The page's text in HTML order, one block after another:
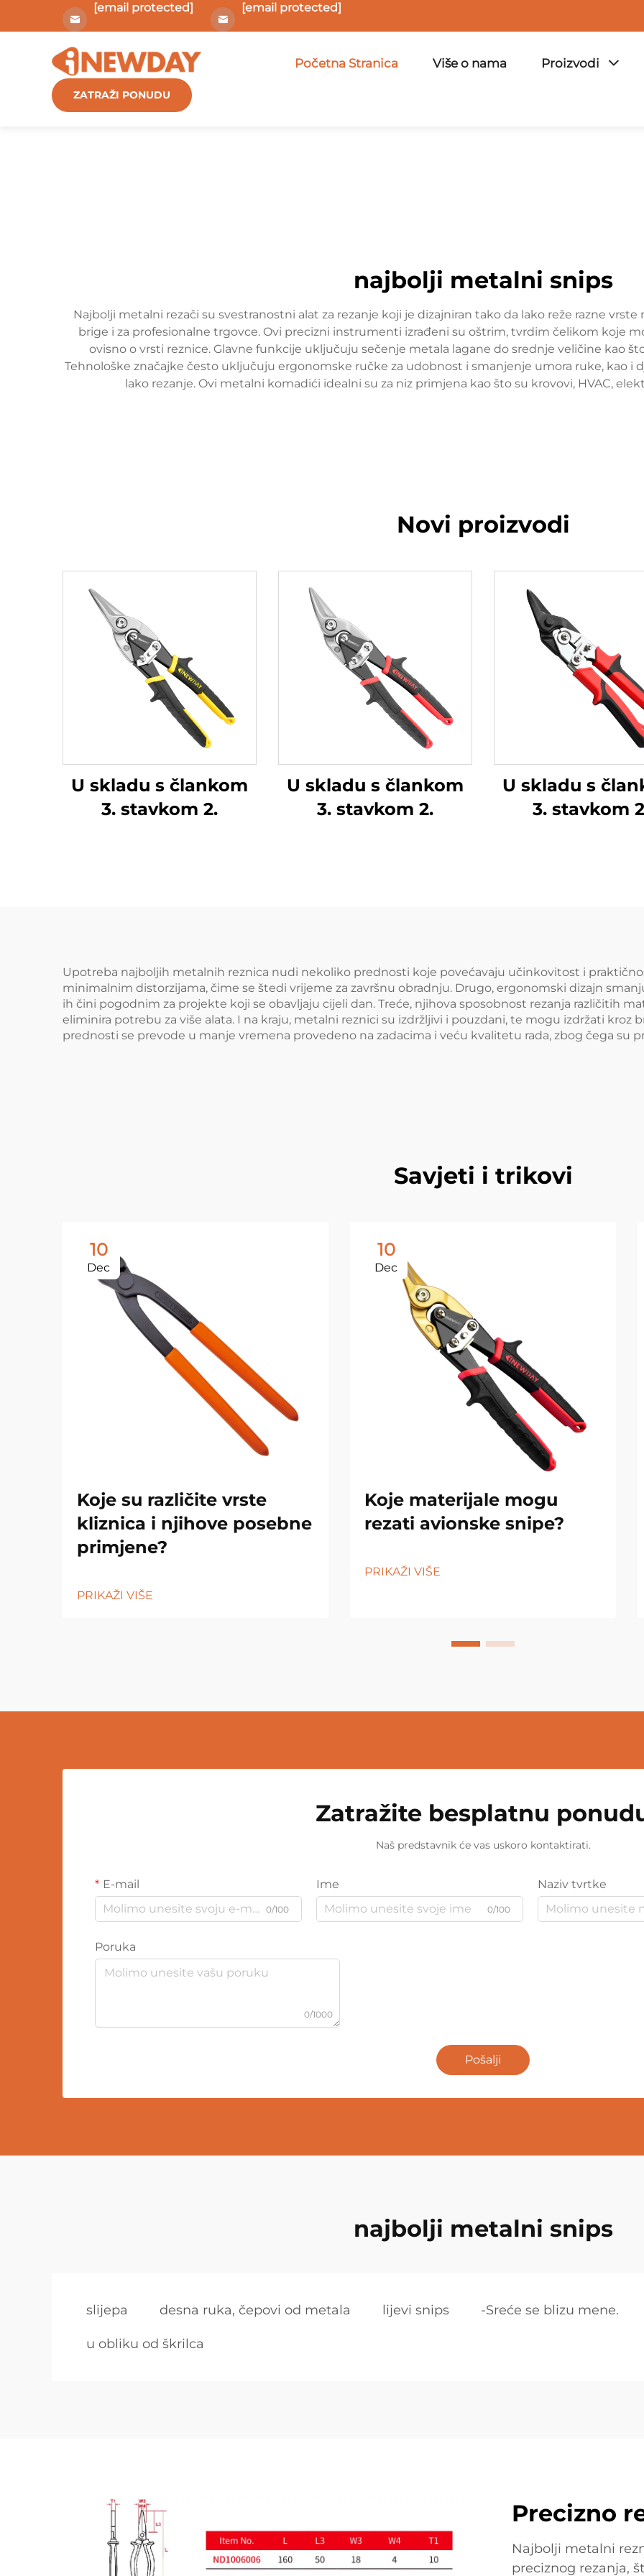
[email protected] [email protected]
Početna Stranica Više o nama Proizvodi
ZATRAŽI PONUDU
najbolji metalni snips
Najbolji metalni rezači su svestranostni alat za rezanje koji je dizajniran tako da lako reže razne
brige i za profesionalne trgovce. Ovi precizni instrumenti izrađeni su oštrim, tvrdim čelikom koje
ovisno o vrsti reznice. Glavne funkcije uključuju sečenje metala lagane do srednje veličine kao
Tehnološke značajke često uključuju ergonomske ručke za udobnost i smanjenje umora ruke, kao i
lako rezanje. Ovi metalni komadići idealni su za niz primjena kao što su krovovi, HVAC,
Novi proizvodi
U skladu s člankom
3. stavkom 2.
U skladu s člankom
3. stavkom 2.
U skladu s
3. stavkom
Upotreba najboljih metalnih reznica nudi nekoliko prednosti koje povećavaju učinkovitost i
minimalnim distorzijama, čime se štedi vrijeme za završnu obradnju. Drugo, ergonomski dizajn
ih čini pogodnim za projekte koji se obavljaju cijeli dan. Treće, njihova sposobnost rezanja različitih
eliminira potrebu za više alata. I na kraju, metalni reznici su izdržljivi i pouzdani, te mogu izdržati kroz
prednosti se prevode u manje vremena provedeno na zadacima i veću kvalitetu rada, zbog čega su
Savjeti i trikovi
10
Dec
Koje su različite vrste
kliznica i njihove posebne
primjene?
PRIKAŽI VIŠE
10
Dec
Koje materijale mogu
rezati avionske snipe?
PRIKAŽI VIŠE
Zatražite besplatnu
Naš predstavnik će vas uskoro kontaktirati.
E-mail
0/100
Ime
0/100
Naziv tvrtke
Poruka
0/1000
Pošalji
najbolji metalni snips
slijepa desna ruka, čepovi od metala lijevi snips -Sreće se blizu mene.
u obliku od škrilca
Precizno
Najbolji metalni
preciznog rezanja,